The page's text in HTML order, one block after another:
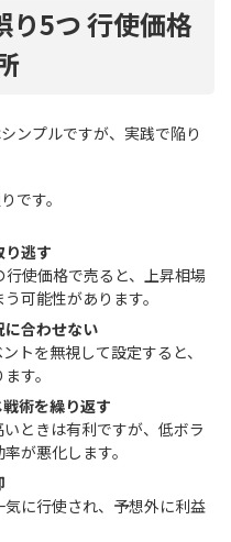
り5つ 行使価格
ンプルですが、実践で陥り
です。
り逃す
使価格で売ると、上昇相場
可能性があります。
合わせない
トを無視して設定すると、
す。
術を繰り返す
ときは有利ですが、低ボラ
が悪化します。
に行使され、予想外に利益